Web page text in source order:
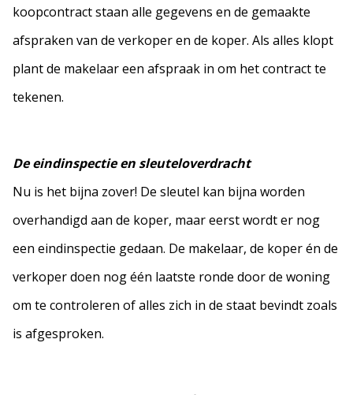
koopcontract staan alle gegevens en de gemaakte
afspraken van de verkoper en de koper. Als alles klopt
plant de makelaar een afspraak in om het contract te
tekenen.
De eindinspectie en sleuteloverdracht
Nu is het bijna zover! De sleutel kan bijna worden
overhandigd aan de koper, maar eerst wordt er nog
een eindinspectie gedaan. De makelaar, de koper én de
verkoper doen nog één laatste ronde door de woning
om te controleren of alles zich in de staat bevindt zoals
is afgesproken.